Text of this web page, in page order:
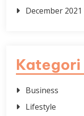
December 2021
Kategori
Business
Lifestyle